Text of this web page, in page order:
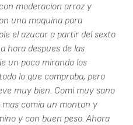
moderacion arroz y
una maquina para
el azucar a partir del sexto
hora despues de las
un poco mirando los
lo que compraba, pero
muy bien. Comi muy sano
mas comia un monton y
y con buen peso. Ahora